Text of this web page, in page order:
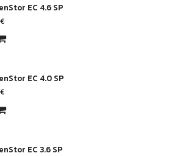
EC 4.6 SP
€
EC 4.0 SP
€
EC 3.6 SP